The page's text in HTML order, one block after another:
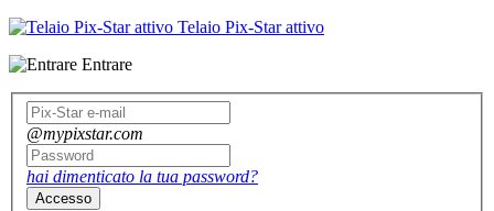
Telaio Pix-Star attivo
Entrare
@mypixstar.com
hai dimenticato la tua password?
Accesso